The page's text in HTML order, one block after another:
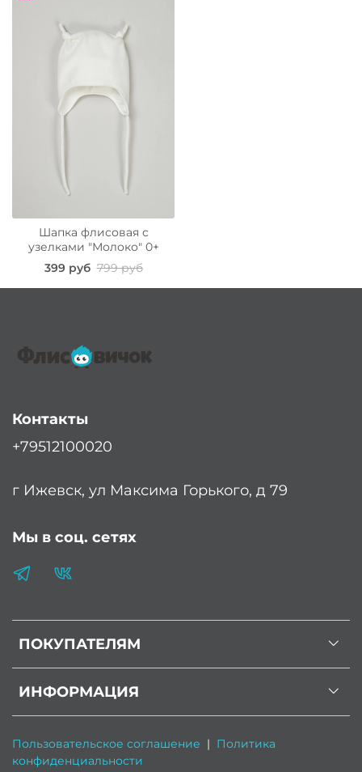
Шапка флисовая с
узелками "Молоко" 0+
399 руб 799 руб
ПОКУПАТЕЛЯМ
ИНФОРМАЦИЯ
Контакты
+79512100020
г Ижевск, ул Максима Горького, д 79
Мы в соц. сетях
Пользовательское соглашение | Политика
конфиденциальности